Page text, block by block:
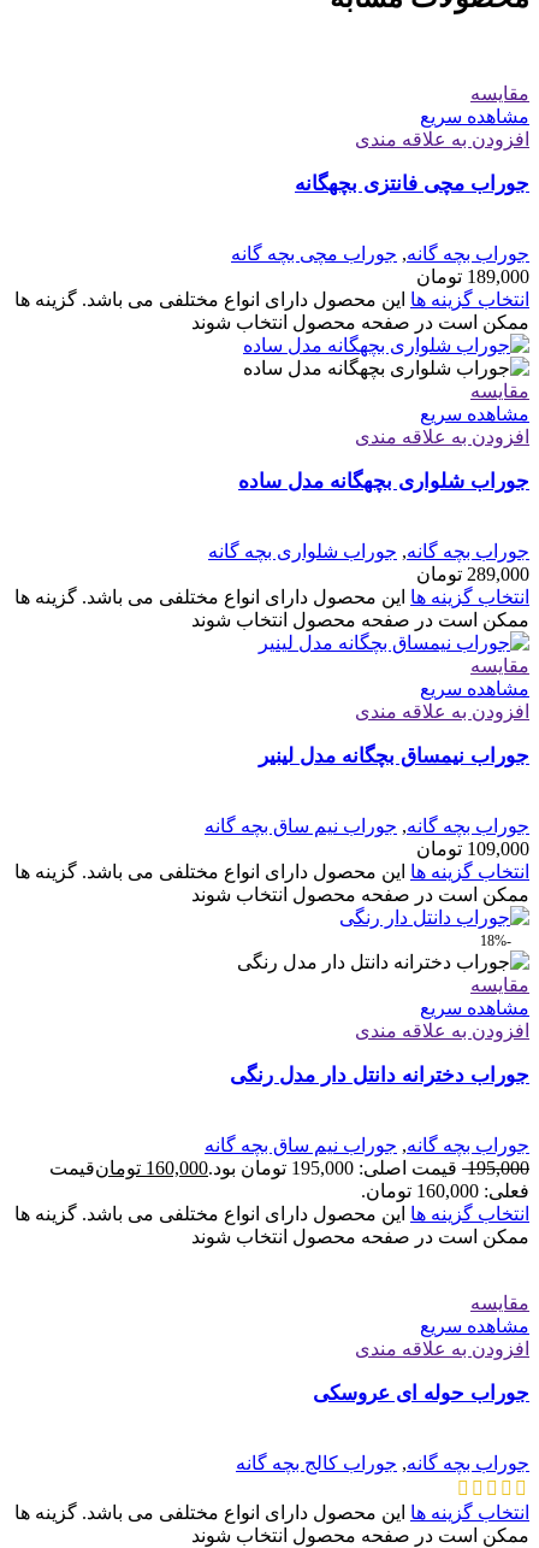
مقایسه
مشاهده سریع
افزودن به علاقه مندی
جوراب مچی فانتزی بچهگانه
جوراب بچه گانه, جوراب مچی بچه گانه
189,000 تومان
انتخاب گزینه ها این محصول دارای انواع مختلفی می باشد. گزینه ها
ممکن است در صفحه محصول انتخاب شوند
مقایسه
مشاهده سریع
افزودن به علاقه مندی
جوراب شلواری بچهگانه مدل ساده
جوراب بچه گانه, جوراب شلواری بچه گانه
289,000 تومان
انتخاب گزینه ها این محصول دارای انواع مختلفی می باشد. گزینه ها
ممکن است در صفحه محصول انتخاب شوند
مقایسه
مشاهده سریع
افزودن به علاقه مندی
جوراب نیمساق بچگانه مدل لینیر
جوراب بچه گانه, جوراب نیم ساق بچه گانه
109,000 تومان
انتخاب گزینه ها این محصول دارای انواع مختلفی می باشد. گزینه ها
ممکن است در صفحه محصول انتخاب شوند
-18%
مقایسه
مشاهده سریع
افزودن به علاقه مندی
جوراب دخترانه دانتل دار مدل رنگی
جوراب بچه گانه, جوراب نیم ساق بچه گانه
195,000 قیمت اصلی: 195,000 تومان بود. 160,000 تومانقیمت
فعلی: 160,000 تومان.
انتخاب گزینه ها این محصول دارای انواع مختلفی می باشد. گزینه ها
ممکن است در صفحه محصول انتخاب شوند
مقایسه
مشاهده سریع
افزودن به علاقه مندی
جوراب حوله ای عروسکی
جوراب بچه گانه, جوراب کالج بچه گانه
انتخاب گزینه ها این محصول دارای انواع مختلفی می باشد. گزینه ها
ممکن است در صفحه محصول انتخاب شوند